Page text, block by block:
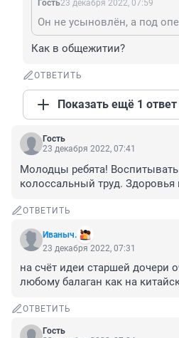
Гость23 декабря 2022, 07:59
Как в общежитии?
ОТВЕТИТЬ
Показать ещё 1 ответ
Гость
23 декабря 2022, 07:41
Молодцы ребята! Воспитывать
колоссальный труд.
ОТВЕТИТЬ
Иваныч.
23 декабря 2022, 07:31
на счёт идеи старшей дочери
любому балаган как на
ОТВЕТИТЬ
Гость